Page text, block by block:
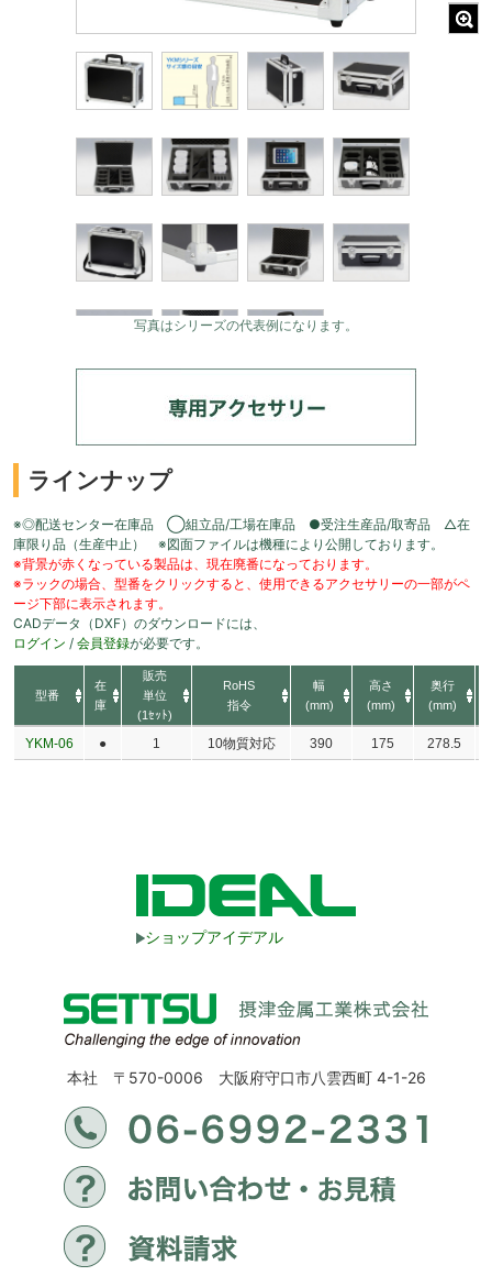
写真はシリーズの代表例になります。
ラインナップ
※◎配送センター在庫品 ◯組立品/工場在庫品 ●受注生産品/取寄品 △在
庫限り品（生産中止） ※図面ファイルは機種により公開しております。
※背景が赤くなっている製品は、現在廃番になっております。
※ラックの場合、型番をクリックすると、使用できるアクセサリーの一部がペ
ージ下部に表示されます。
CADデータ（DXF）のダウンロードには、
ログイン / 会員登録が必要です。
型番
在
庫
販売
単位
(1ｾｯﾄ)
RoHS
指令
幅
(mm)
高さ
(mm)
奥行
(mm)
YKM-06 ● 1 10物質対応 390 175 278.5
ショップアイデアル
本社 〒570-0006 大阪府守口市八雲西町 4-1-26